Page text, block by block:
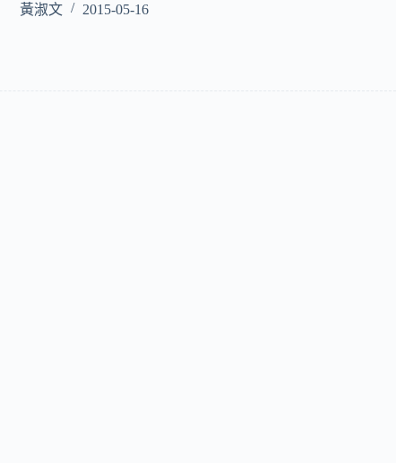
黃淑文
2015-05-16